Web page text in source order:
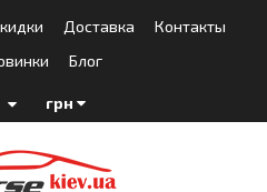
Доставка
Контакты
Блог
грн